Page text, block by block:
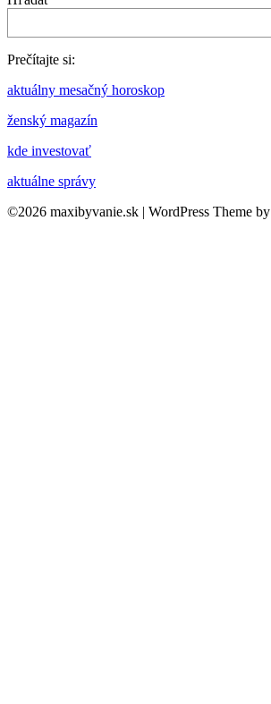
Prečítajte si:
aktuálny mesačný horoskop
ženský magazín
kde investovať
aktuálne správy
©2026 maxibyvanie.sk | WordPress Theme by